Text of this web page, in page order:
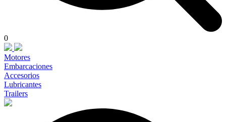
0
Motores
Embarcaciones
Accesorios
Lubricantes
Trailers